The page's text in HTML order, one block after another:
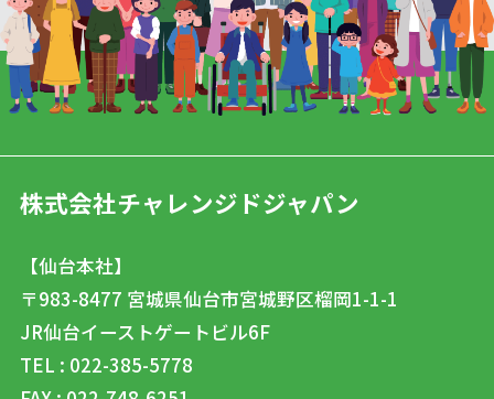
株式会社チャレンジドジャパン
【仙台本社】
〒983-8477 宮城県仙台市宮城野区榴岡1-1-1
JR仙台イーストゲートビル6F
TEL : 022-385-5778